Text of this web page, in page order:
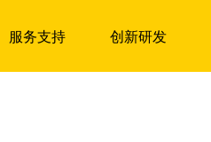
服务支持 创新研发